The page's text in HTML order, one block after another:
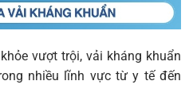
vượt trội, vải kháng khuẩn
nhiều lĩnh vực từ y tế đến